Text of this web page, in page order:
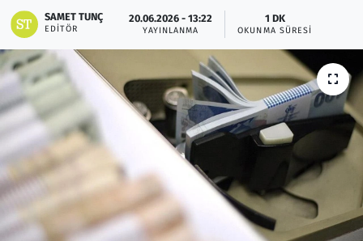
SAMET TUNÇ
EDITÖR
20.06.2026 - 13:22
YAYINLANMA
1 DK
OKUNMA SÜRESI
Ramazan
Resmi İlanlar
Rüya Tabirleri
Sağlık
Savunma Sanayi
Seçim 2023